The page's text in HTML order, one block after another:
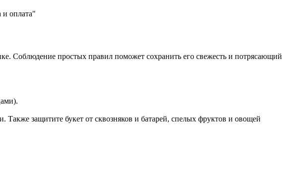
и оплата"
Соблюдение простых правил поможет сохранить его свежесть и потрясающий
Также защитите букет от сквозняков и батарей, спелых фруктов и овощей